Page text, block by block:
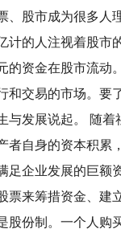
、股市成为很多人
计的人注视着股市
的资金在股市流动
和交易的市场。要
与发展说起。 随着
者自身的资本积累
足企业发展的巨额
票来筹措资金、建
股份制。一个人购